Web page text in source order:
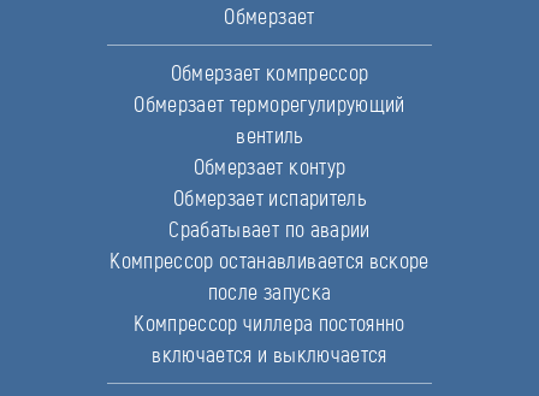
Обмерзает
Обмерзает компрессор
Обмерзает терморегулирующий
вентиль
Обмерзает контур
Обмерзает испаритель
Срабатывает по аварии
Компрессор останавливается вскоре
после запуска
Компрессор чиллера постоянно
включается и выключается